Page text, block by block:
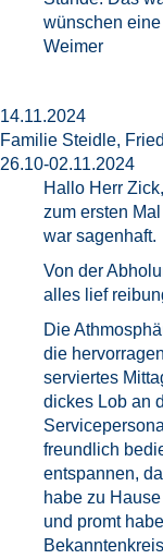
wünschen
Weimer
14.11.2024
Familie Steidle,
26.10-02.11.2024
Hallo Herr
zum ersten
war sagenhaft.
Von der
alles lief
Die
die
serviertes
dickes Lob an
freundlich
entspannen,
habe zu
und promt